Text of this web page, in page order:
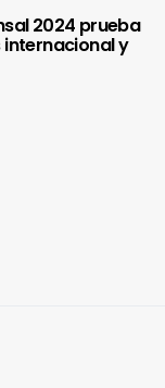
2024 prueba
internacional y